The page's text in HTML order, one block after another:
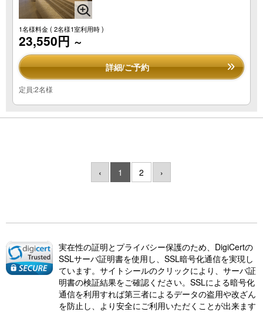
1名様料金( 2名様1室利用時 )
23,550円 ～
詳細/ご予約
定員:2名様
‹ 1 2 ›
実在性の証明とプライバシー保護のため、DigiCertの
SSLサーバ証明書を使用し、SSL暗号化通信を実現し
ています。サイトシールのクリックにより、サーバ証
明書の検証結果をご確認ください。SSLによる暗号化
通信を利用すれば第三者によるデータの盗用や改ざん
を防止し、より安全にご利用いただくことが出来ます